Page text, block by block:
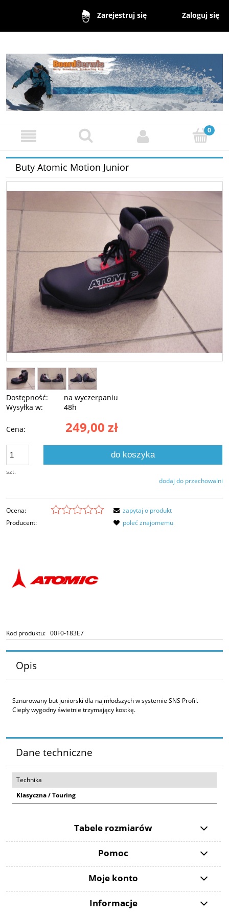
Zarejestruj się Zaloguj się
Buty Atomic Motion Junior
Dostępność:
na wyczerpaniu
Wysyłka w:
48h
Cena: 249,00 zł
szt.
do koszyka
dodaj do przechowalni
Ocena:
Producent:
Kod produktu: 00F0-183E7
zapytaj o produkt
poleć znajomemu
Opis
Sznurowany but juniorski dla najmłodszych w systemie SNS Profil.
Ciepły wygodny świetnie trzymający kostkę.
Dane techniczne
Technika
Klasyczna / Touring
Tabele rozmiarów
Pomoc
Moje konto
Informacje